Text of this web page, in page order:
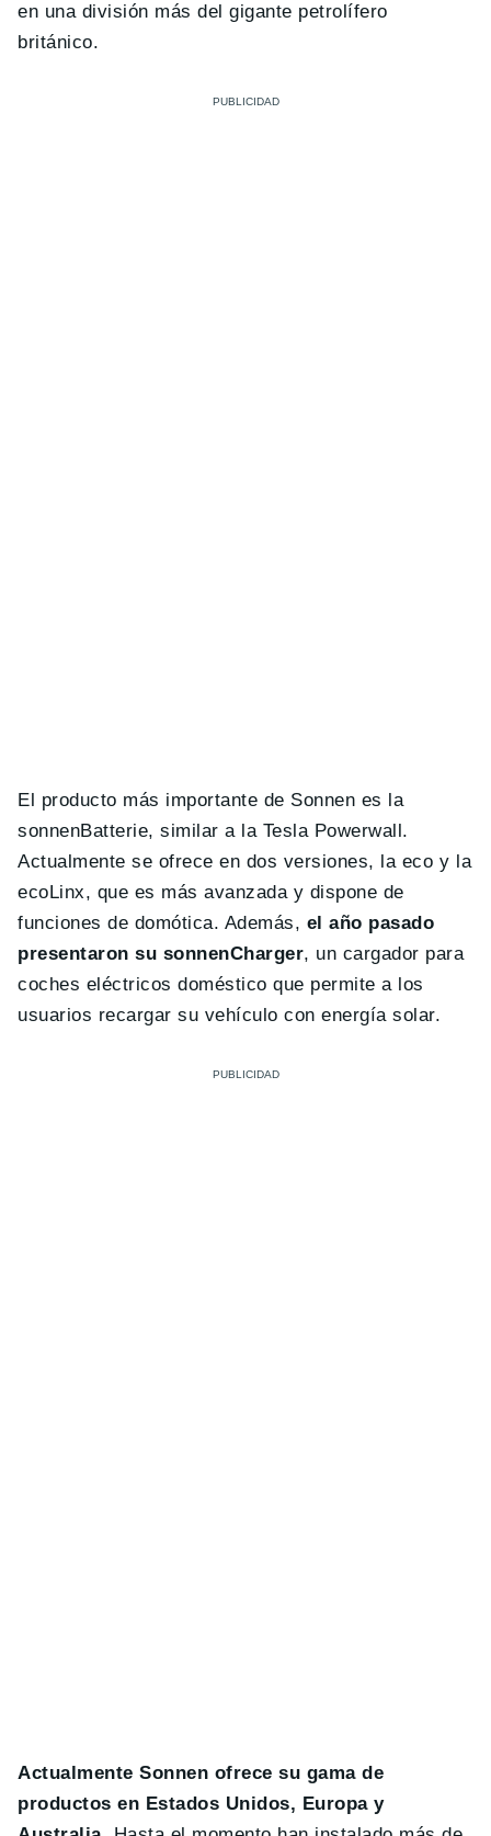
en una división más del gigante petrolífero
británico.
El producto más importante de Sonnen es la
sonnenBatterie, similar a la Tesla Powerwall.
Actualmente se ofrece en dos versiones, la eco y la
ecoLinx, que es más avanzada y dispone de
funciones de domótica. Además, el año pasado
presentaron su sonnenCharger, un cargador para
coches eléctricos doméstico que permite a los
usuarios recargar su vehículo con energía solar.
Actualmente Sonnen ofrece su gama de
productos en Estados Unidos, Europa y